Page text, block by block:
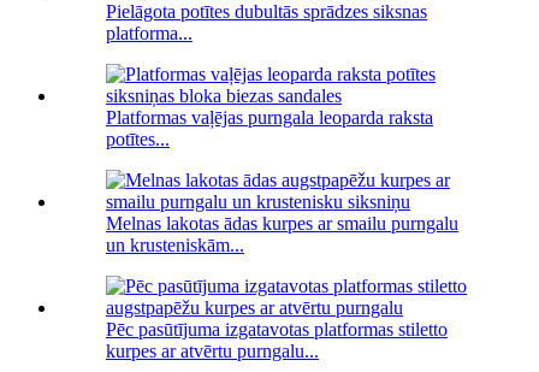
Pielāgota potītes dubultās sprādzes siksnas
platforma...
Platformas vaļējas purngala leoparda raksta
potītes...
Melnas lakotas ādas kurpes ar smailu purngalu
un krusteniskām...
Pēc pasūtījuma izgatavotas platformas stiletto
kurpes ar atvērtu purngalu...